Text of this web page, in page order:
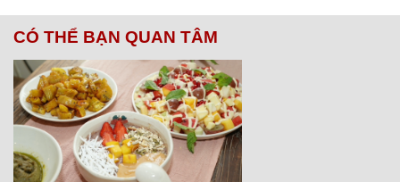
CÓ THỂ BẠN QUAN TÂM